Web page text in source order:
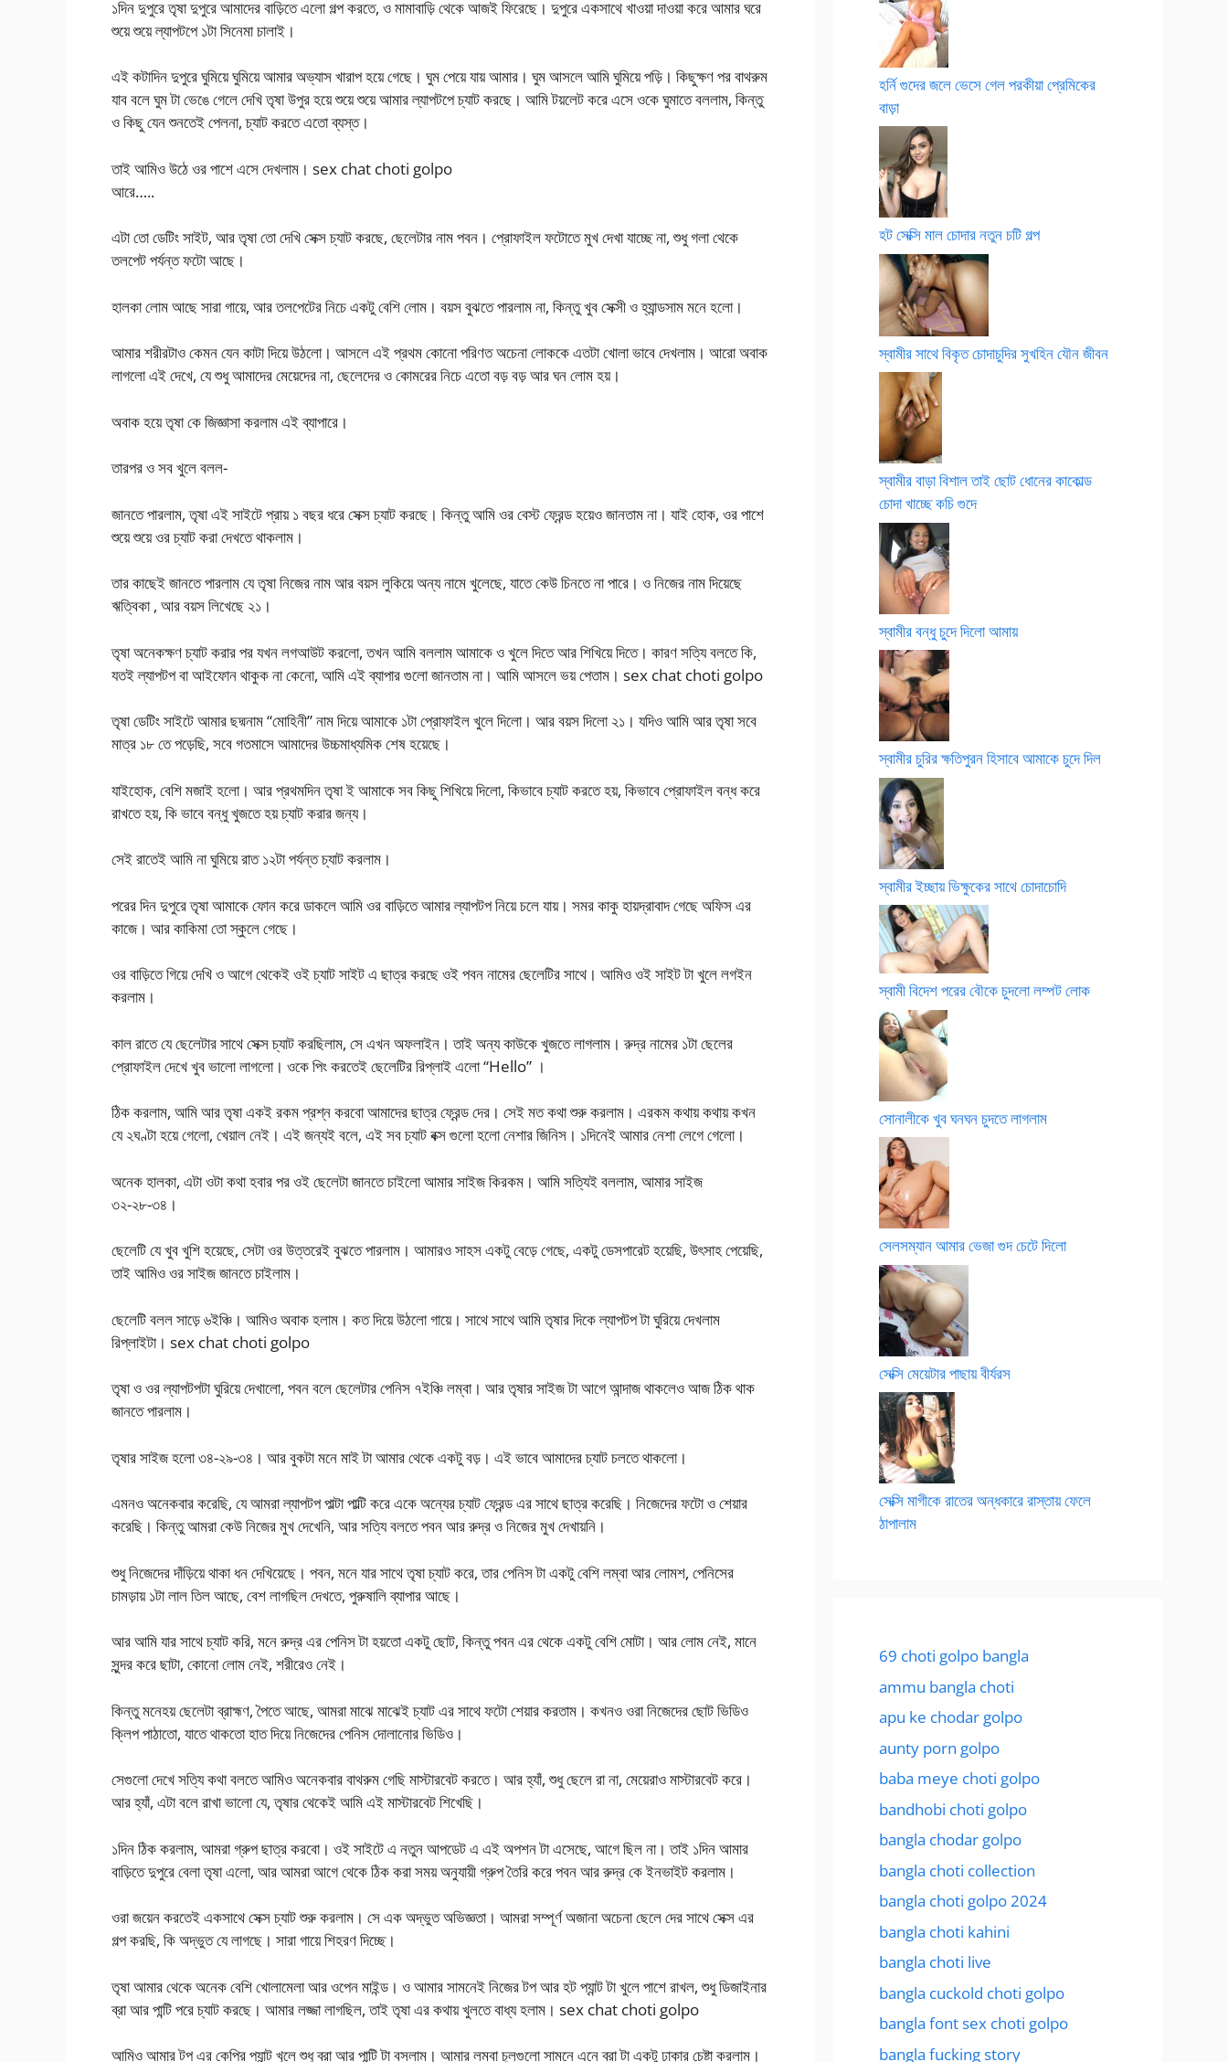
১দিন দুপুরে তৃষা দুপুরে আমাদের বাড়িতে এলো গল্প করতে, ও মামাবাড়ি থেকে আজই ফিরেছে। দুপুরে একসাথে খাওয়া দাওয়া করে আমার ঘরে
শুয়ে শুয়ে ল্যাপটপে ১টা সিনেমা চালাই।
এই কটাদিন দুপুরে ঘুমিয়ে ঘুমিয়ে আমার অভ্যাস খারাপ হয়ে গেছে। ঘুম পেয়ে যায় আমার। ঘুম আসলে আমি ঘুমিয়ে পড়ি। কিছুক্ষণ পর বাথরুম
যাব বলে ঘুম টা ভেঙে গেলে দেখি তৃষা উপুর হয়ে শুয়ে শুয়ে আমার ল্যাপটপে চ্যাট করছে। আমি টয়লেট করে এসে ওকে ঘুমাতে বললাম, কিন্তু
ও কিছু যেন শুনতেই পেলনা, চ্যাট করতে এতো ব্যস্ত।
তাই আমিও উঠে ওর পাশে এসে দেখলাম। sex chat choti golpo
আরে…..
এটা তো ডেটিং সাইট, আর তৃষা তো দেখি সেক্স চ্যাট করছে, ছেলেটার নাম পবন। প্রোফাইল ফটোতে মুখ দেখা যাচ্ছে না, শুধু গলা থেকে
তলপেট পর্যন্ত ফটো আছে।
হালকা লোম আছে সারা গায়ে, আর তলপেটের নিচে একটু বেশি লোম। বয়স বুঝতে পারলাম না, কিন্তু খুব সেক্সী ও হ্যান্ডসাম মনে হলো।
আমার শরীরটাও কেমন যেন কাটা দিয়ে উঠলো। আসলে এই প্রথম কোনো পরিণত অচেনা লোককে এতটা খোলা ভাবে দেখলাম। আরো অবাক
লাগলো এই দেখে, যে শুধু আমাদের মেয়েদের না, ছেলেদের ও কোমরের নিচে এতো বড় বড় আর ঘন লোম হয়।
অবাক হয়ে তৃষা কে জিজ্ঞাসা করলাম এই ব্যাপারে।
তারপর ও সব খুলে বলল-
জানতে পারলাম, তৃষা এই সাইটে প্রায় ১ বছর ধরে সেক্স চ্যাট করছে। কিন্তু আমি ওর বেস্ট ফ্রেন্ড হয়েও জানতাম না। যাই হোক, ওর পাশে
শুয়ে শুয়ে ওর চ্যাট করা দেখতে থাকলাম।
তার কাছেই জানতে পারলাম যে তৃষা নিজের নাম আর বয়স লুকিয়ে অন্য নামে খুলেছে, যাতে কেউ চিনতে না পারে। ও নিজের নাম দিয়েছে
ঋত্বিকা , আর বয়স লিখেছে ২১।
তৃষা অনেকক্ষণ চ্যাট করার পর যখন লগআউট করলো, তখন আমি বললাম আমাকে ও খুলে দিতে আর শিখিয়ে দিতে। কারণ সত্যি বলতে কি,
যতই ল্যাপটপ বা আইফোন থাকুক না কেনো, আমি এই ব্যাপার গুলো জানতাম না। আমি আসলে ভয় পেতাম। sex chat choti golpo
তৃষা ডেটিং সাইটে আমার ছদ্মনাম “মোহিনী” নাম দিয়ে আমাকে ১টা প্রোফাইল খুলে দিলো। আর বয়স দিলো ২১। যদিও আমি আর তৃষা সবে
মাত্র ১৮ তে পড়েছি, সবে গতমাসে আমাদের উচ্চমাধ্যমিক শেষ হয়েছে।
যাইহোক, বেশি মজাই হলো। আর প্রথমদিন তৃষা ই আমাকে সব কিছু শিখিয়ে দিলো, কিভাবে চ্যাট করতে হয়, কিভাবে প্রোফাইল বন্ধ করে
রাখতে হয়, কি ভাবে বন্ধু খুজতে হয় চ্যাট করার জন্য।
সেই রাতেই আমি না ঘুমিয়ে রাত ১২টা পর্যন্ত চ্যাট করলাম।
পরের দিন দুপুরে তৃষা আমাকে ফোন করে ডাকলে আমি ওর বাড়িতে আমার ল্যাপটপ নিয়ে চলে যায়। সমর কাকু হায়দ্রাবাদ গেছে অফিস এর
কাজে। আর কাকিমা তো স্কুলে গেছে।
ওর বাড়িতে গিয়ে দেখি ও আগে থেকেই ওই চ্যাট সাইট এ ছাত্র করছে ওই পবন নামের ছেলেটির সাথে। আমিও ওই সাইট টা খুলে লগইন
করলাম।
কাল রাতে যে ছেলেটার সাথে সেক্স চ্যাট করছিলাম, সে এখন অফলাইন। তাই অন্য কাউকে খুজতে লাগলাম। রুদ্র নামের ১টা ছেলের
প্রোফাইল দেখে খুব ভালো লাগলো। ওকে পিং করতেই ছেলেটির রিপ্লাই এলো “Hello” ।
ঠিক করলাম, আমি আর তৃষা একই রকম প্রশ্ন করবো আমাদের ছাত্র ফ্রেন্ড দের। সেই মত কথা শুরু করলাম। এরকম কথায় কথায় কখন
যে ২ঘণ্টা হয়ে গেলো, খেয়াল নেই। এই জন্যই বলে, এই সব চ্যাট বক্স গুলো হলো নেশার জিনিস। ১দিনেই আমার নেশা লেগে গেলো।
অনেক হালকা, এটা ওটা কথা হবার পর ওই ছেলেটা জানতে চাইলো আমার সাইজ কিরকম। আমি সত্যিই বললাম, আমার সাইজ
৩২-২৮-৩৪।
ছেলেটি যে খুব খুশি হয়েছে, সেটা ওর উত্তরেই বুঝতে পারলাম। আমারও সাহস একটু বেড়ে গেছে, একটু ডেসপারেট হয়েছি, উৎসাহ পেয়েছি,
তাই আমিও ওর সাইজ জানতে চাইলাম।
ছেলেটি বলল সাড়ে ৬ইঞ্চি। আমিও অবাক হলাম। কত দিয়ে উঠলো গায়ে। সাথে সাথে আমি তৃষার দিকে ল্যাপটপ টা ঘুরিয়ে দেখলাম
রিপ্লাইটা। sex chat choti golpo
তৃষা ও ওর ল্যাপটপটা ঘুরিয়ে দেখালো, পবন বলে ছেলেটার পেনিস ৭ইঞ্চি লম্বা। আর তৃষার সাইজ টা আগে আন্দাজ থাকলেও আজ ঠিক থাক
জানতে পারলাম।
তৃষার সাইজ হলো ৩৪-২৯-৩৪। আর বুকটা মনে মাই টা আমার থেকে একটু বড়। এই ভাবে আমাদের চ্যাট চলতে থাকলো।
এমনও অনেকবার করেছি, যে আমরা ল্যাপটপ পাল্টা পাল্টি করে একে অন্যের চ্যাট ফ্রেন্ড এর সাথে ছাত্র করেছি। নিজেদের ফটো ও শেয়ার
করেছি। কিন্তু আমরা কেউ নিজের মুখ দেখেনি, আর সত্যি বলতে পবন আর রুদ্র ও নিজের মুখ দেখায়নি।
শুধু নিজেদের দাঁড়িয়ে থাকা ধন দেখিয়েছে। পবন, মনে যার সাথে তৃষা চ্যাট করে, তার পেনিস টা একটু বেশি লম্বা আর লোমশ, পেনিসের
চামড়ায় ১টা লাল তিল আছে, বেশ লাগছিল দেখতে, পুরুষালি ব্যাপার আছে।
আর আমি যার সাথে চ্যাট করি, মনে রুদ্র এর পেনিস টা হয়তো একটু ছোট, কিন্তু পবন এর থেকে একটু বেশি মোটা। আর লোম নেই, মানে
সুন্দর করে ছাটা, কোনো লোম নেই, শরীরেও নেই।
কিন্তু মনেহয় ছেলেটা ব্রাহ্মণ, পৈতে আছে, আমরা মাঝে মাঝেই চ্যাট এর সাথে ফটো শেয়ার করতাম। কখনও ওরা নিজেদের ছোট ভিডিও
ক্লিপ পাঠাতো, যাতে থাকতো হাত দিয়ে নিজেদের পেনিস দোলানোর ভিডিও।
সেগুলো দেখে সত্যি কথা বলতে আমিও অনেকবার বাথরুম গেছি মাস্টারবেট করতে। আর হ্যাঁ, শুধু ছেলে রা না, মেয়েরাও মাস্টারবেট করে।
আর হ্যাঁ, এটা বলে রাখা ভালো যে, তৃষার থেকেই আমি এই মাস্টারবেট শিখেছি।
১দিন ঠিক করলাম, আমরা গ্রুপ ছাত্র করবো। ওই সাইটে এ নতুন আপডেট এ এই অপশন টা এসেছে, আগে ছিল না। তাই ১দিন আমার
বাড়িতে দুপুরে বেলা তৃষা এলো, আর আমরা আগে থেকে ঠিক করা সময় অনুযায়ী গ্রুপ তৈরি করে পবন আর রুদ্র কে ইনভাইট করলাম।
ওরা জয়েন করতেই একসাথে সেক্স চ্যাট শুরু করলাম। সে এক অদ্ভুত অভিজ্ঞতা। আমরা সম্পূর্ণ অজানা অচেনা ছেলে দের সাথে সেক্স এর
গল্প করছি, কি অদ্ভুত যে লাগছে। সারা গায়ে শিহরণ দিচ্ছে।
তৃষা আমার থেকে অনেক বেশি খোলামেলা আর ওপেন মাইন্ড। ও আমার সামনেই নিজের টপ আর হট প্যান্ট টা খুলে পাশে রাখল, শুধু ডিজাইনার
ব্রা আর পান্টি পরে চ্যাট করছে। আমার লজ্জা লাগছিল, তাই তৃষা এর কথায় খুলতে বাধ্য হলাম। sex chat choti golpo
আমিও আমার টপ এর কেপ্রি প্যান্ট খুলে শুধু ব্রা আর পান্টি টা বসলাম। আমার লম্বা চুলগুলো সামনে এনে ব্রা টা একটু ঢাকার চেষ্টা করলাম।
হর্নি গুদের জলে ভেসে গেল পরকীয়া প্রেমিকের
বাড়া
হট সেক্সি মাল চোদার নতুন চটি গল্প
স্বামীর সাথে বিকৃত চোদাচুদির সুখহিন যৌন জীবন
স্বামীর বাড়া বিশাল তাই ছোট ধোনের কাকোল্ড
চোদা খাচ্ছে কচি গুদে
স্বামীর বন্ধু চুদে দিলো আমায়
স্বামীর চুরির ক্ষতিপুরন হিসাবে আমাকে চুদে দিল
স্বামীর ইচ্ছায় ভিক্ষুকের সাথে চোদাচোদি
স্বামী বিদেশ পরের বৌকে চুদলো লম্পট লোক
সোনালীকে খুব ঘনঘন চুদতে লাগলাম
সেলসম্যান আমার ভেজা গুদ চেটে দিলো
সেক্সি মেয়েটার পাছায় বীর্যরস
সেক্সি মাগীকে রাতের অন্ধকারে রাস্তায় ফেলে
ঠাপালাম
69 choti golpo bangla
ammu bangla choti
apu ke chodar golpo
aunty porn golpo
baba meye choti golpo
bandhobi choti golpo
bangla chodar golpo
bangla choti collection
bangla choti golpo 2024
bangla choti kahini
bangla choti live
bangla cuckold choti golpo
bangla font sex choti golpo
bangla fucking story